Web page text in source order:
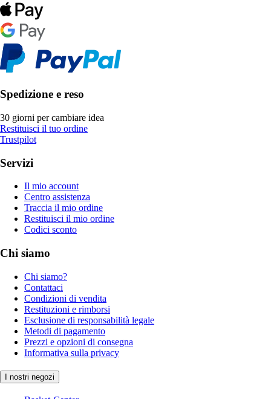
Spedizione e reso
30 giorni per cambiare idea
Restituisci il tuo ordine
Trustpilot
Servizi
Il mio account
Centro assistenza
Traccia il mio ordine
Restituisci il mio ordine
Codici sconto
Chi siamo
Chi siamo?
Contattaci
Condizioni di vendita
Restituzioni e rimborsi
Esclusione di responsabilità legale
Metodi di pagamento
Prezzi e opzioni di consegna
Informativa sulla privacy
I nostri negozi